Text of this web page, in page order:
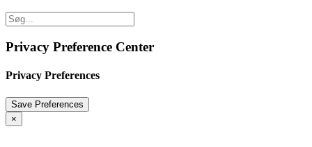
Privacy Preference Center
Privacy Preferences
×